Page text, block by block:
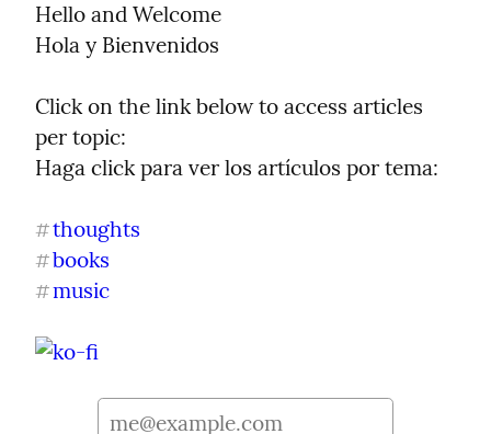
Hello and Welcome
Hola y Bienvenidos
Click on the link below to access articles
per topic:
Haga click para ver los artículos por tema:
#thoughts
#books
#music